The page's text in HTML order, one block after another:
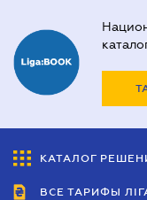
КАТАЛОГ
ВСЕ ТАРИФЫ